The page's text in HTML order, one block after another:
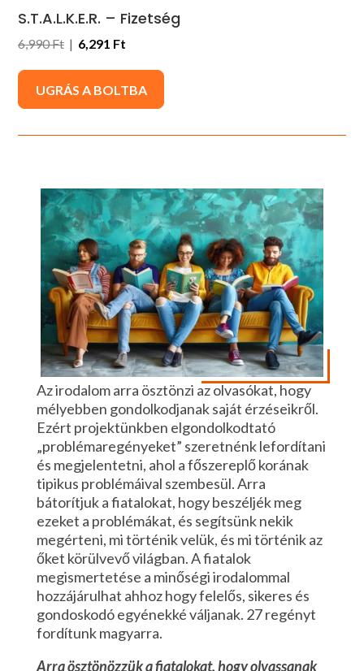
S.T.A.L.K.E.R. – Fizetség
6,990 Ft| 6,291 Ft
UGRÁS A BOLTBA
Az irodalom arra ösztönzi az olvasókat, hogy
mélyebben gondolkodjanak saját érzéseikről.
Ezért projektünkben elgondolkodtató
„problémaregényeket” szeretnénk lefordítani
és megjelentetni, ahol a főszereplő korának
tipikus problémáival szembesül. Arra
bátorítjuk a fiatalokat, hogy beszéljék meg
ezeket a problémákat, és segítsünk nekik
megérteni, mi történik velük, és mi történik az
őket körülvevő világban. A fiatalok
megismertetése a minőségi irodalommal
hozzájárulhat ahhoz hogy felelős, sikeres és
gondoskodó egyénekké váljanak. 27 regényt
fordítunk magyarra.
Arra ösztönözzük a fiatalokat, hogy olvassanak